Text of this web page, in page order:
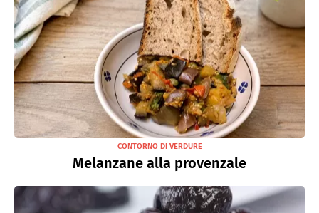
CONTORNO DI VERDURE
Melanzane alla provenzale